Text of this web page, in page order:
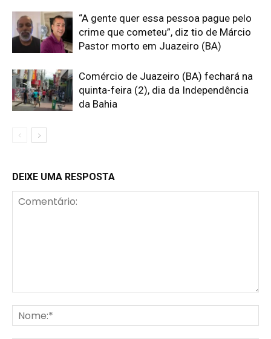
“A gente quer essa pessoa pague pelo
crime que cometeu”, diz tio de Márcio
Pastor morto em Juazeiro (BA)
Comércio de Juazeiro (BA) fechará na
quinta-feira (2), dia da Independência
da Bahia
DEIXE UMA RESPOSTA